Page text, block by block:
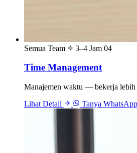
Semua Team 3–4 Jam 04
Time Management
Manajemen waktu — bekerja lebih
Lihat Detail
Tanya WhatsApp